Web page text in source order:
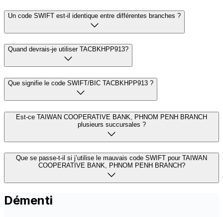
Un code SWIFT est-il identique entre différentes branches ?
Quand devrais-je utiliser TACBKHPP913?
Que signifie le code SWIFT/BIC TACBKHPP913 ?
Est-ce TAIWAN COOPERATIVE BANK, PHNOM PENH BRANCH
plusieurs succursales ?
Que se passe-t-il si j’utilise le mauvais code SWIFT pour TAIWAN
COOPERATIVE BANK, PHNOM PENH BRANCH?
Démenti